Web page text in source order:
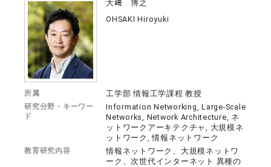
大﨑 博之
OHSAKI Hiroyuki
所属 工学部 情報工学課程 教授
研究分野・キーワー
ド
Information Networking, Large-Scale
Networks, Network Architecture, ネ
ットワークアーキテクチャ, 大規模ネ
ットワーク, 情報ネットワーク
教育研究内容
情報ネットワーク、大規模ネットワ
ーク、次世代インターネット 異種の